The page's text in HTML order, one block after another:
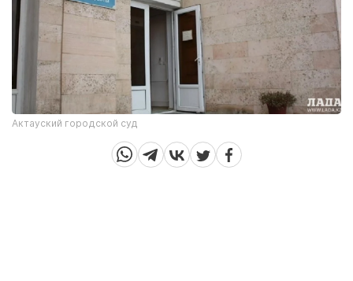
Актауский городской суд